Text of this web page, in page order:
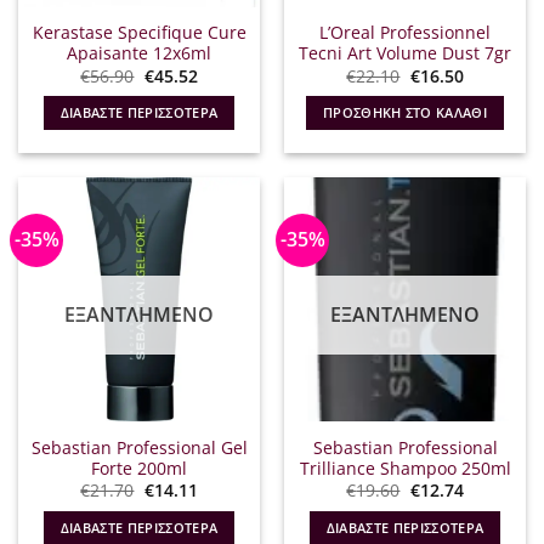
Kerastase Specifique Cure
Apaisante 12x6ml
€56.90 Original
price
was:
€56.90.
€45.52Η
τρέχουσα
τιμή
είναι:
€45.52.
ΔΙΑΒΆΣΤΕ ΠΕΡΙΣΣΌΤΕΡΑ
L’Oreal Professionnel
Tecni Art Volume Dust 7gr
€22.10 Original
price
was:
€22.10.
€16.50Η
τιμή
είναι:
€16.50.
ΠΡΟΣΘΉΚΗ ΣΤΟ ΚΑΛΆΘΙ
-35%
ΕΞΑΝΤΛΗΜΈΝΟ
Sebastian Professional Gel
Forte 200ml
€21.70 Original
price
was:
€21.70.
€14.11
τιμή
είναι:
ΔΙΑΒΆΣΤΕ ΠΕΡΙΣΣΌΤΕΡΑ
-35%
ΕΞΑΝΤΛΗΜΈΝΟ
Sebastian Professional
Trilliance Shampoo 250ml
€19.60 Original
price
was:
€19.60.
€12.74Η
τρέχουσα
τιμή
είναι:
ΔΙΑΒΆΣΤΕ ΠΕΡΙΣΣΌΤΕΡΑ